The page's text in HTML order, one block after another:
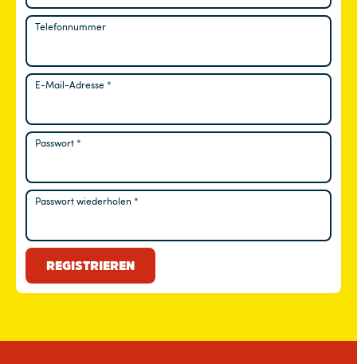
Telefonnummer
E-Mail-Adresse*
Passwort*
Passwort wiederholen *
REGISTRIEREN